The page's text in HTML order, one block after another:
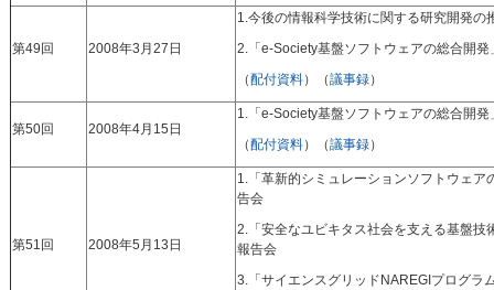
第49回 2008年3月27日
1.今後の情報科学技術に関する研究開発の
2.「e‐Society基盤ソフトウェアの総合開
（配付資料）（議事録）
第50回 2008年4月15日
1.「e‐Society基盤ソフトウェアの総合開
（配付資料）（議事録）
第51回 2008年5月13日
1.「革新的シミュレーションソフトウェ
告会
2.「安全なユビキタス社会を支える基盤技
報告会
3.「サイエンスグリッドNAREGIプログラ